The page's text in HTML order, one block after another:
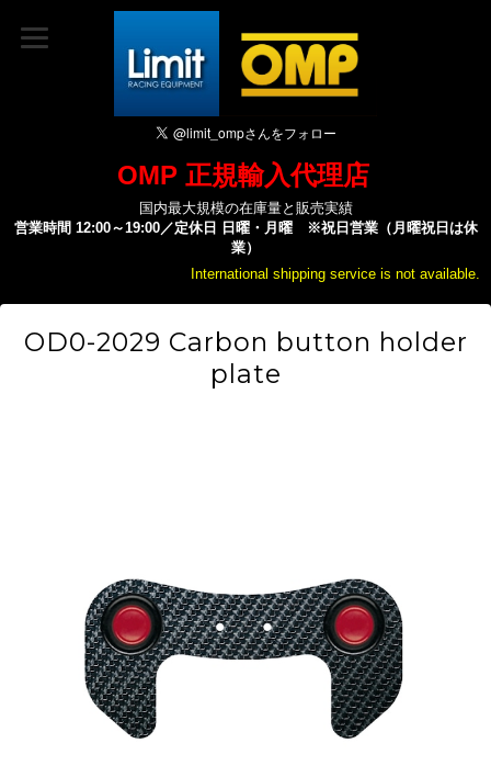
OMP 正規輸入代理店
国内最大規模の在庫量と販売実績
営業時間 12:00～19:00／定休日 日曜・月曜 ※祝日営業（月曜祝日は休
業）
International shipping service is not available.
OD0-2029 Carbon button holder
plate